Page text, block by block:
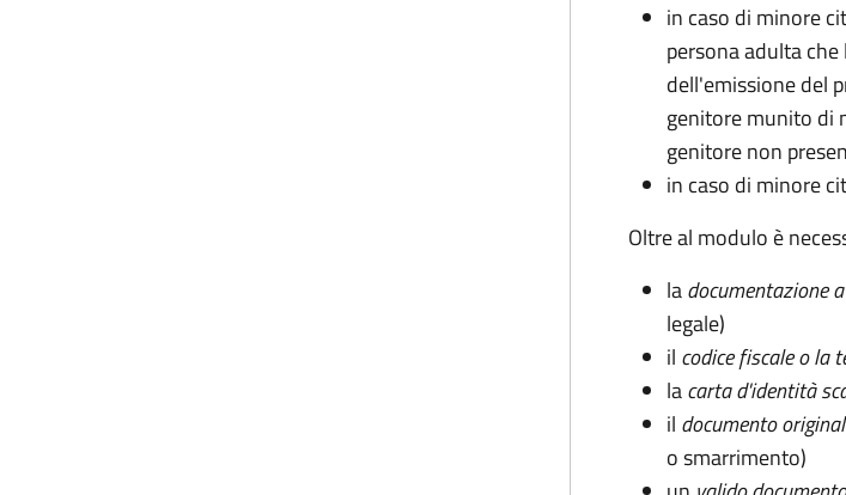
in caso di minore
persona adulta
dell'emissione del
genitore munito di
genitore non
in caso di minore
Oltre al modulo è
ladocumentazione
legale)
il codice fiscale o la
lacarta d'identità
il documento
o smarrimento)